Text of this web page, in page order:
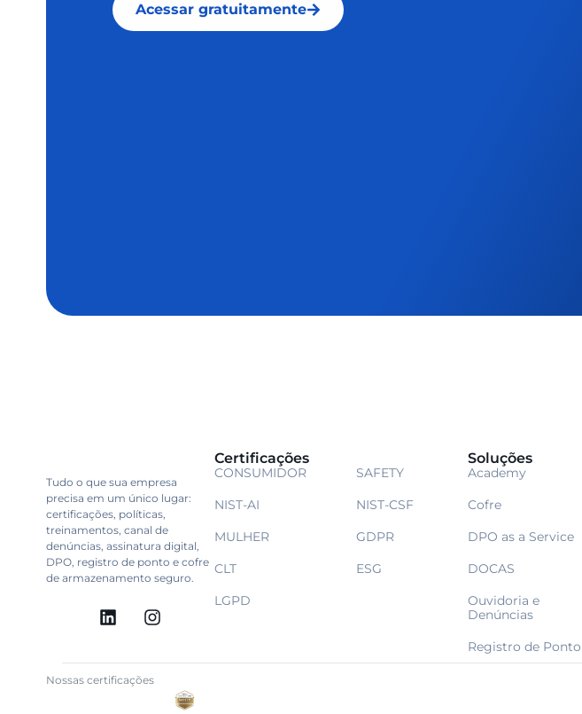
Acessar gratuitamente
Tudo o que sua empresa
precisa em um único lugar:
certificações, políticas,
treinamentos, canal de
denúncias, assinatura digital,
DPO, registro de ponto e cofre
de armazenamento seguro.
Certificações
CONSUMIDOR
SAFETY
NIST-AI
NIST-CSF
MULHER
GDPR
CLT
ESG
LGPD
Soluções
Academy
Cofre
DPO as a Service
DOCAS
Ouvidoria e
Denúncias
Registro de Ponto
Nossas certificações